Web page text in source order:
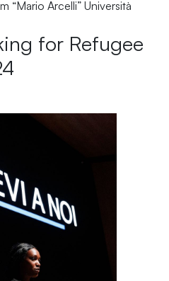
“Mario Arcelli” Università
for Refugee